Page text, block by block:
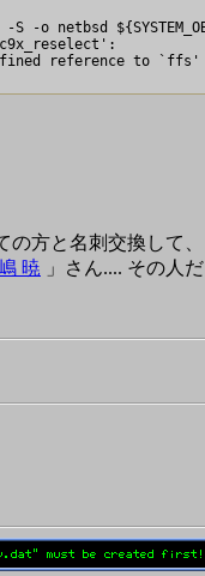
-o netbsd
reference to `ffs'
の方と名刺交換して
暁 」さん.... その人